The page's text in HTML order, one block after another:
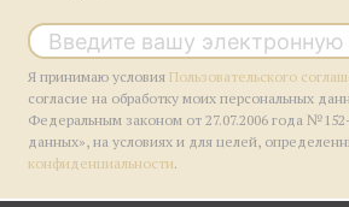
Я принимаю условияПользовательского
согласие на обработку моих персональных
Федеральным законом от 27.07.2006 года
данных», на условиях и для целей,
конфиденциальности.